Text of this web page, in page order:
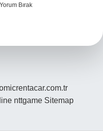
Yorum Bırak
nttgame Sitemap